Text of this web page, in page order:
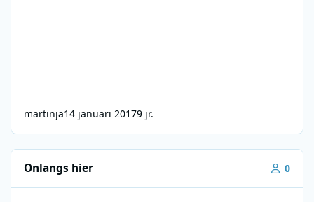
martinja14 januari 20179 jr.
Onlangs hier 0